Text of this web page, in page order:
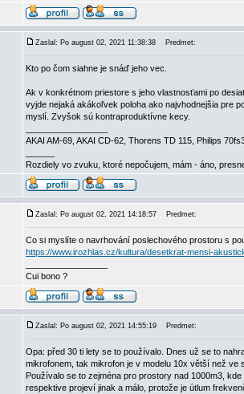
Zaslal: Po august 02, 2021 11:38:38 Predmet:
Kto po čom siahne je snáď jeho vec.
Ak v konkrétnom priestore s jeho vlastnosťami po
vyjde nejaká akákoľvek poloha ako najvhodnejšia pre
myslí. Zvyšok sú kontraproduktívne kecy.
AKAI AM-69, AKAI CD-62, Thorens TD 115, Philips
Rozdiely vo zvuku, ktoré nepočujem, mám - áno,
Zaslal: Po august 02, 2021 14:18:57 Predmet:
Co si myslíte o navrhování poslechového prostoru s
https://www.irozhlas.cz/kultura/desetkrat-mensi-
Cui bono ?
Zaslal: Po august 02, 2021 14:55:19 Predmet:
Opa: před 30 ti lety se to používalo. Dnes už se to
mikrofonem, tak mikrofon je v modelu 10x větší než
Používalo se to zejména pro prostory nad 1000m3,
respektive projeví jinak a málo, protože je útlum